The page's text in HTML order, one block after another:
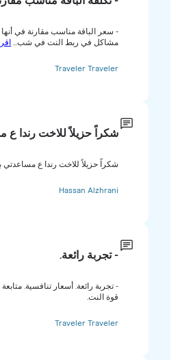
- سعر الباقة مناسب مقارنة في أنها نت
مشاكل في ربط النت في شب...اقرأ المزيد
Traveler Traveler
شكراً حزيلاً للاخت رندا ع
شكراً حزيلاً للاخت رندا ع مساعدتي بكل
Hassan Alzhrani
- تجربة رائعة.
- تجربة رائعة. أسعار تنافسية. متابعة خدمة
قوة النت.
Traveler Traveler